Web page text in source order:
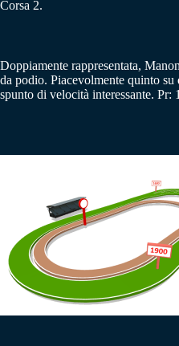
Corsa 2.
Doppiamente rappresentata,
da podio. Piacevolmente quinto
spunto di velocità interessante.